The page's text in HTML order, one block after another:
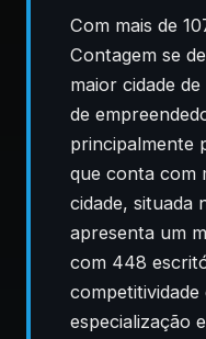
Com mais de
Contagem se
maior cidade
de
principalmente
que conta com
cidade, situada
apresenta um
com 448
competitividade
especialização